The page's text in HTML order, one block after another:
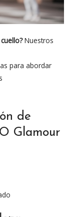
Nuestros
para abordar
de
Glamour